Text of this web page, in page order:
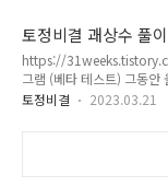
利在西方 – 신작보희 이재
광조십리 吉人天祐 自..
이므로 불완전한 프
의) - 토정비결 괘상수 원
揷 – 구중단계 아선절삽
생 若逢貴人 可得功名 –
陳 – 유재유권 식록진진 勿
토정비결 괘상수 풀
(출입유험불안지의)
https://
그램 (베타 테스트) 그동안
좀 더 쉽게 토정비결을 볼
입유험불안지의) - 토정비
토정비결 2023.03.21